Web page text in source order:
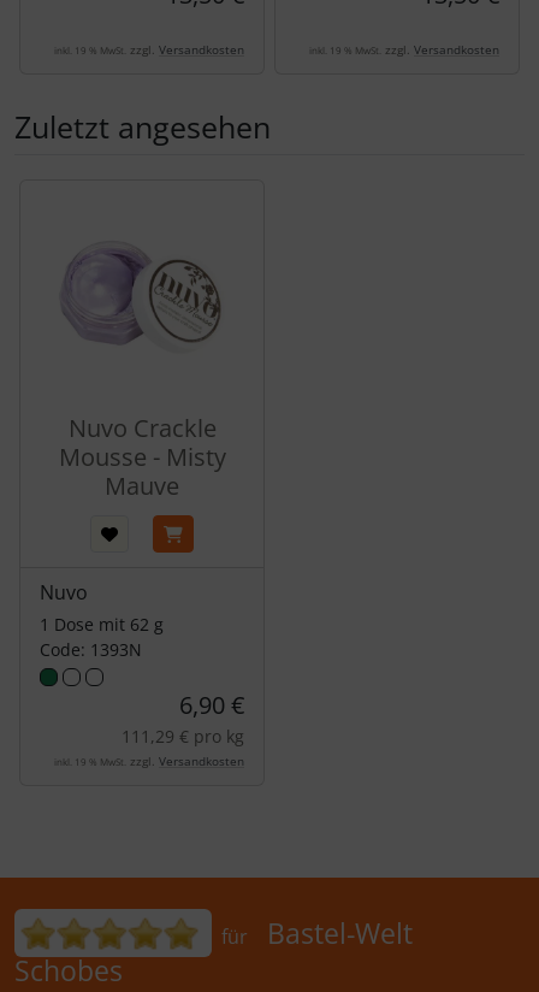
inkl. 19 % MwSt. zzgl. Versandkosten inkl. 19 % MwSt. zzgl. Versandkosten
Zuletzt angesehen
Nuvo Crackle
Mousse - Misty
Mauve
Nuvo
1 Dose mit 62 g
Code: 1393N
6,90 €
111,29 € pro kg
inkl. 19 % MwSt. zzgl. Versandkosten
Bewertungen für Bastel-Welt
für
Bastel-Welt
Schobes